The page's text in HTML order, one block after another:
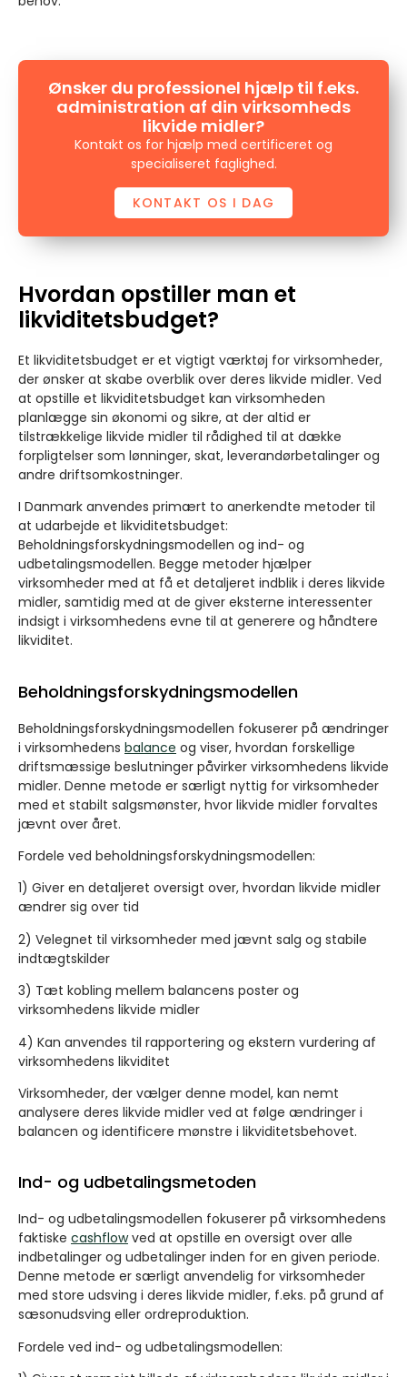
Ønsker du professionel hjælp til f.eks.
administration af din virksomheds
likvide midler?
Kontakt os for hjælp med certificeret og
specialiseret faglighed.
KONTAKT OS I DAG
Hvordan opstiller man et
likviditetsbudget?
Et likviditetsbudget er et vigtigt værktøj for virksomheder,
der ønsker at skabe overblik over deres likvide midler. Ved
at opstille et likviditetsbudget kan virksomheden
planlægge sin økonomi og sikre, at der altid er
tilstrækkelige likvide midler til rådighed til at dække
forpligtelser som lønninger, skat, leverandørbetalinger og
andre driftsomkostninger.
I Danmark anvendes primært to anerkendte metoder til
at udarbejde et likviditetsbudget:
Beholdningsforskydningsmodellen og ind- og
udbetalingsmodellen. Begge metoder hjælper
virksomheder med at få et detaljeret indblik i deres likvide
midler, samtidig med at de giver eksterne interessenter
indsigt i virksomhedens evne til at generere og håndtere
likviditet.
Beholdningsforskydningsmodellen
Beholdningsforskydningsmodellen fokuserer på ændringer
i virksomhedens balance og viser, hvordan forskellige
driftsmæssige beslutninger påvirker virksomhedens likvide
midler. Denne metode er særligt nyttig for virksomheder
med et stabilt salgsmønster, hvor likvide midler forvaltes
jævnt over året.
Fordele ved beholdningsforskydningsmodellen:
1) Giver en detaljeret oversigt over, hvordan likvide midler
ændrer sig over tid
2) Velegnet til virksomheder med jævnt salg og stabile
indtægtskilder
3) Tæt kobling mellem balancens poster og
virksomhedens likvide midler
4) Kan anvendes til rapportering og ekstern vurdering af
virksomhedens likviditet
Virksomheder, der vælger denne model, kan nemt
analysere deres likvide midler ved at følge ændringer i
balancen og identificere mønstre i likviditetsbehovet.
Ind- og udbetalingsmetoden
Ind- og udbetalingsmodellen fokuserer på virksomhedens
faktiske cashflowved at opstille en oversigt over alle
indbetalinger og udbetalinger inden for en given periode.
Denne metode er særligt anvendelig for virksomheder
med store udsving i deres likvide midler, f.eks. på grund af
sæsonudsving eller ordreproduktion.
Fordele ved ind- og udbetalingsmodellen: